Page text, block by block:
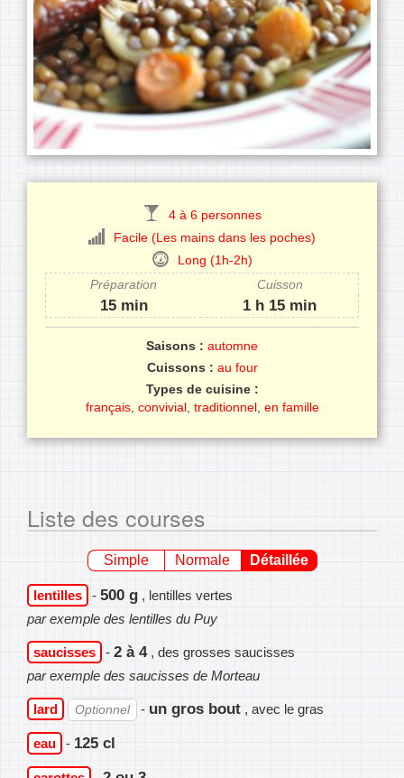
4 à 6 personnes
Facile (Les mains dans les poches)
Long (1h-2h)
Préparation
Cuisson
15 min 1 h 15 min
Saisons : automne
Cuissons : au four
Types de cuisine :
français, convivial, traditionnel, en famille
Liste des courses
Simple Normale Détaillée
lentilles - 500 g , lentilles vertes
par exemple des lentilles du Puy
saucisses - 2 à 4 , des grosses saucisses
par exemple des saucisses de Morteau
lard Optionnel - un gros bout , avec le gras
eau - 125 cl